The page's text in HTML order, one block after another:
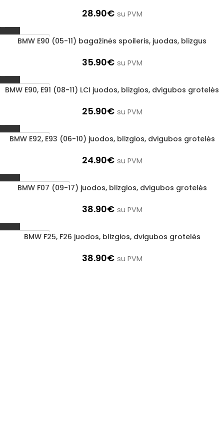
28.90€ su PVM
1–3 D. D.
BMW E90 (05-11) bagažinės spoileris, juodas, blizgus
35.90€ su PVM
1–3 D. D.
BMW E90, E91 (08-11) LCI juodos, blizgios, dvigubos grotelės
25.90€ su PVM
1–3 D. D.
BMW E92, E93 (06-10) juodos, blizgios, dvigubos grotelės
24.90€ su PVM
UŽSAKOMA PREKĖ
BMW F07 (09-17) juodos, blizgios, dvigubos grotelės
38.90€ su PVM
1–3 D. D.
BMW F25, F26 juodos, blizgios, dvigubos grotelės
38.90€ su PVM